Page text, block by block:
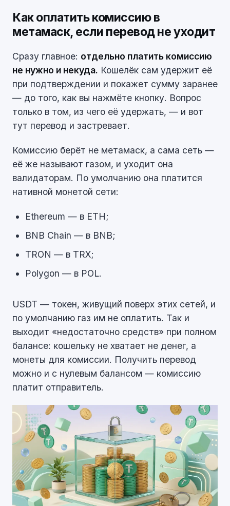
Как оплатить комиссию в
метамаск, если перевод не уходит
Сразу главное: отдельно платить комиссию
не нужно и некуда. Кошелёк сам удержит её
при подтверждении и покажет сумму заранее
— до того, как вы нажмёте кнопку. Вопрос
только в том, из чего её удержать, — и вот
тут перевод и застревает.
Комиссию берёт не метамаск, а сама сеть —
её же называют газом, и уходит она
валидаторам. По умолчанию она платится
нативной монетой сети:
Ethereum — в ETH;
BNB Chain — в BNB;
TRON — в TRX;
Polygon — в POL.
USDT — токен, живущий поверх этих сетей, и
по умолчанию газ им не оплатить. Так и
выходит «недостаточно средств» при полном
балансе: кошельку не хватает не денег, а
монеты для комиссии. Получить перевод
можно и с нулевым балансом — комиссию
платит отправитель.